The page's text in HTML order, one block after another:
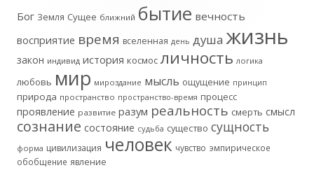
колонка
Бог Земля Сущее ближний бытие вечность
восприятие время вселенная день душа жизнь
закон индивид история космос личность логика
любовь мир мироздание мысль ощущение принцип
природа пространство пространство-время процесс
проявление развитие разум реальность смерть смысл
сознание состояние судьба существо сущность
форма цивилизация человек чувство эмпирическое
обобщение явление